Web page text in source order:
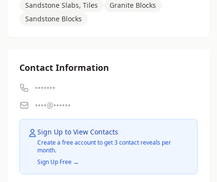
Sandstone Slabs, Tiles
Granite Blocks
Sandstone Blocks
Contact Information
•••••••
••••@••••••
Sign Up to View Contacts
Create a free account to get 3 contact reveals per
month.
Sign Up Free →